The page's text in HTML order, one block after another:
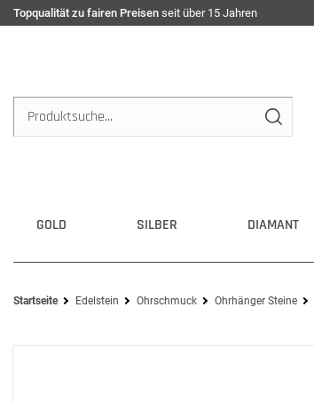
Topqualität zu fairen Preisen seit über 15 Jahren
GOLD SILBER DIAMANT
Startseite Edelstein Ohrschmuck Ohrhänger Steine